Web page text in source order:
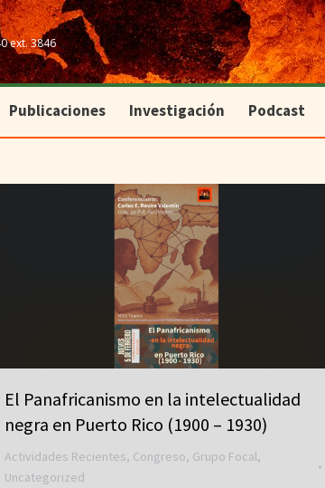
ext. 3846
Publicaciones Investigación Podcast
El Panafricanismo en la intelectualidad
negra en Puerto Rico (1900 – 1930)
Actividades Recientes, Congreso, Grupo Focal,
Uncategorized
Publicaciones Investigación Podcast